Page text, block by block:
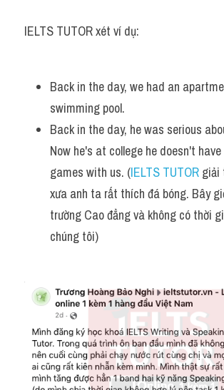
Vocabulary
IELTS TUTOR xét ví dụ:
Back in the day, we had an
swimming pool.
Back in the day, he was serious
Now he's at college he doesn't
games with us. (IELTS TUTOR giải
xưa anh ta rất thích đá bóng. Bây
trường Cao đẳng và không có thời
chúng tôi)